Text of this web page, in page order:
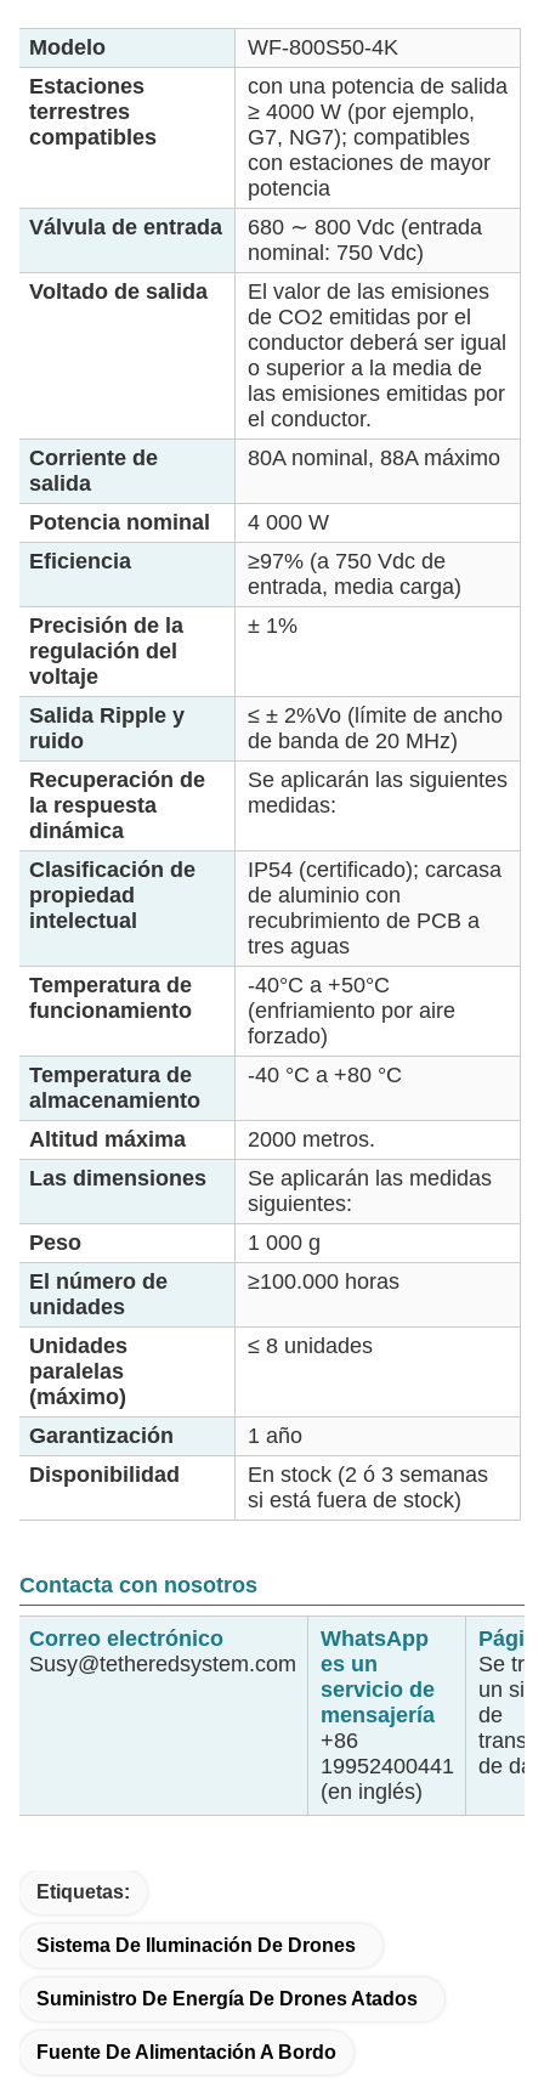
Modelo
WF-800S50-4K
Estaciones
terrestres
compatibles
con una potencia de salida
≥ 4000 W (por ejemplo,
G7, NG7); compatibles
con estaciones de mayor
potencia
Válvula de entrada
680 ∼ 800 Vdc (entrada
nominal: 750 Vdc)
Voltado de salida
El valor de las emisiones
de CO2 emitidas por el
conductor deberá ser igual
o superior a la media de
las emisiones emitidas por
el conductor.
Corriente de
salida
80A nominal, 88A máximo
Potencia nominal
4 000 W
Eficiencia
≥97% (a 750 Vdc de
entrada, media carga)
Precisión de la
regulación del
voltaje
± 1%
Salida Ripple y
ruido
≤ ± 2%Vo (límite de ancho
de banda de 20 MHz)
Recuperación de
la respuesta
dinámica
Se aplicarán las siguientes
medidas:
Clasificación de
propiedad
intelectual
IP54 (certificado); carcasa
de aluminio con
recubrimiento de PCB a
tres aguas
Temperatura de
funcionamiento
-40°C a +50°C
(enfriamiento por aire
forzado)
Temperatura de
almacenamiento
-40 °C a +80 °C
Altitud máxima
2000 metros.
Las dimensiones
Se aplicarán las medidas
siguientes:
Peso
1 000 g
El número de
unidades
≥100.000 horas
Unidades
paralelas
(máximo)
≤ 8 unidades
Garantización
1 año
Disponibilidad
En stock (2 ó 3 semanas
si está fuera de stock)
Contacta con nosotros
Correo electrónico
Susy@tetheredsystem.com
WhatsApp
es un
servicio de
mensajería
+86
19952400441
(en inglés)
Se
un
de
de
Etiquetas:
Sistema De Iluminación De Drones
Suministro De Energía De Drones Atados
Fuente De Alimentación A Bordo